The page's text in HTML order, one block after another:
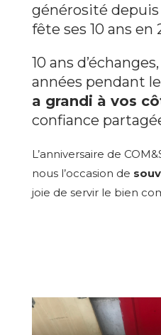
générosité depuis
fête ses 10 ans en
10 ans
années pendant
a grandi à vos
confiance
L’anniversaire de
nous l’occasion de
joie de servir le bien